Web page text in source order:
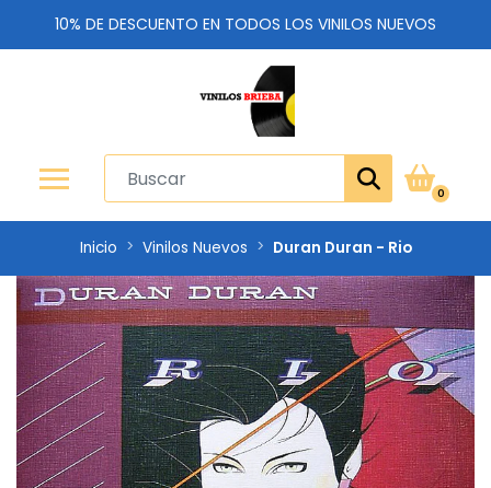
10% DE DESCUENTO EN TODOS LOS VINILOS NUEVOS
0
Inicio Vinilos Nuevos Duran Duran - Rio